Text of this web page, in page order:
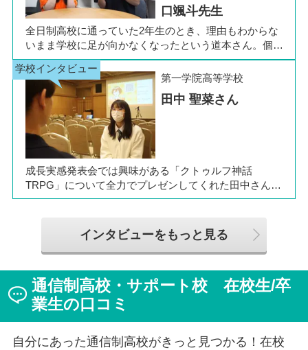
話や行事を通じて育まれた、先生と生徒の温かな信頼関
係もうかがえました。
口颯斗先生
全日制高校に通っていた2年生のとき、理由もわからな
いまま学校に足が向かなくなったという道本さん。個別
相談会で感じた先生の「温かさ」を決め手に、飛鳥未来
きぼう高等学校の町田キャンパスへの転入を選びまし
た。現在は同校に3年生として在籍しながら、オープン
キャンパスでは未来の後輩たちのサポート役「キャス
ト」として活躍しています。同校の山口颯斗先生ととも
に、通信制ならではの人との関わりや、自分らしく過ご
せる学校生活について語ってくれました。
第一学院高等学校
田中 聖菜さん
成長実感発表会では興味がある「クトゥルフ神話
TRPG」について全力でプレゼンしてくれた田中さん
は、全日制高校での生活の中で体調を崩し、12月に第一
トやスクーリングをこなしながら、自分らしく過ごせる
ようになった2か月を振り返ってお話いただきました。
「通信制高校は家で一人で勉強するもの」というイメー
ジを持っていた田中さんですが、キャンパスでフェロー
（先生）や仲間に囲まれる中で、その不安は希望へと変
わったと言います。
インタビューをもっと見る
通信制高校・サポート校 在校生/卒
業生の口コミ
自分にあった通信制高校がきっと見つかる！在校